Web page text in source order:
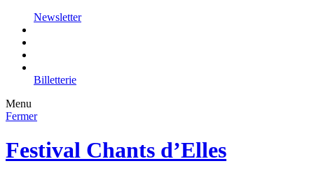
Newsletter
Billetterie
Menu
Fermer
Festival Chants d’Elles